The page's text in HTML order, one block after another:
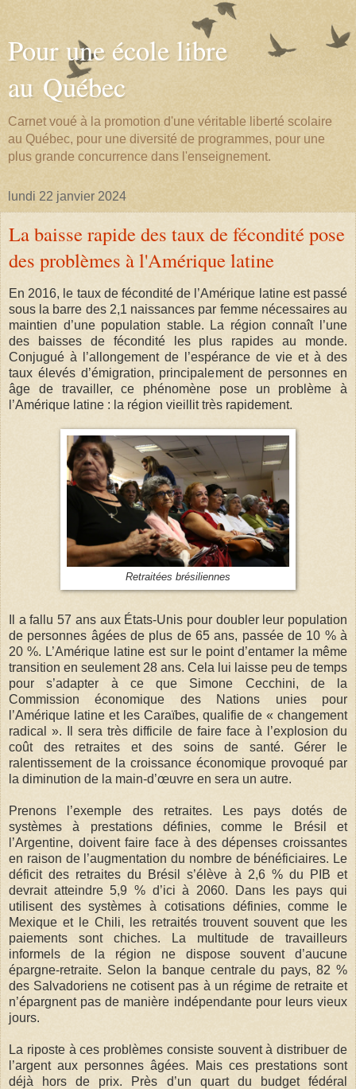
Pour une école libre
au Québec
Carnet voué à la promotion d'une véritable liberté scolaire
au Québec, pour une diversité de programmes, pour une
plus grande concurrence dans l'enseignement.
lundi 22 janvier 2024
La baisse rapide des taux de fécondité pose
des problèmes à l'Amérique latine
En 2016, le taux de fécondité de l’Amérique latine est passé
sous la barre des 2,1 naissances par femme nécessaires au
maintien d’une population stable. La région connaît l’une
des baisses de fécondité les plus rapides au monde.
Conjugué à l’allongement de l’espérance de vie et à des
taux élevés d’émigration, principalement de personnes en
âge de travailler, ce phénomène pose un problème à
l’Amérique latine : la région vieillit très rapidement.
Retraitées brésiliennes
Il a fallu 57 ans aux États-Unis pour doubler leur population
de personnes âgées de plus de 65 ans, passée de 10 % à
20 %. L’Amérique latine est sur le point d’entamer la même
transition en seulement 28 ans. Cela lui laisse peu de temps
pour s’adapter à ce que Simone Cecchini, de la
Commission économique des Nations unies pour
l’Amérique latine et les Caraïbes, qualifie de « changement
radical ». Il sera très difficile de faire face à l’explosion du
coût des retraites et des soins de santé. Gérer le
ralentissement de la croissance économique provoqué par
la diminution de la main-d’œuvre en sera un autre.
Prenons l’exemple des retraites. Les pays dotés de
systèmes à prestations définies, comme le Brésil et
l’Argentine, doivent faire face à des dépenses croissantes
en raison de l’augmentation du nombre de bénéficiaires. Le
déficit des retraites du Brésil s’élève à 2,6 % du PIB et
devrait atteindre 5,9 % d’ici à 2060. Dans les pays qui
utilisent des systèmes à cotisations définies, comme le
Mexique et le Chili, les retraités trouvent souvent que les
paiements sont chiches. La multitude de travailleurs
informels de la région ne dispose souvent d’aucune
épargne-retraite. Selon la banque centrale du pays, 82 %
des Salvadoriens ne cotisent pas à un régime de retraite et
n’épargnent pas de manière indépendante pour leurs vieux
jours.
La riposte à ces problèmes consiste souvent à distribuer de
l’argent aux personnes âgées. Mais ces prestations sont
déjà hors de prix. Près d’un quart du budget fédéral